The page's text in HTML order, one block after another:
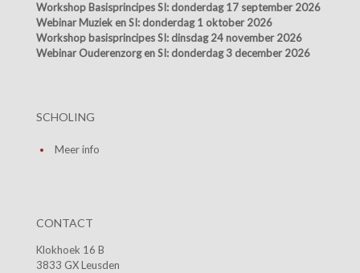
Workshop Basisprincipes SI: donderdag 17 september 2026
Webinar Muziek en SI: donderdag 1 oktober 2026
Workshop basisprincipes SI: dinsdag 24 november 2026
Webinar Ouderenzorg en SI: donderdag 3 december 2026
SCHOLING
Meer info
CONTACT
Klokhoek 16 B
3833 GX Leusden